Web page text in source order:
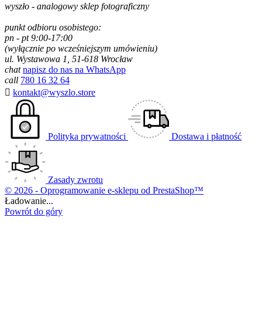
wyszło - analogowy sklep fotograficzny
punkt odbioru osobistego:
pn - pt 9:00-17:00
(wyłącznie po wcześniejszym umówieniu)
ul. Wystawowa 1, 51-618 Wrocław
chat napisz do nas na WhatsApp
call 780 16 32 64
 kontakt@wyszlo.store
Polityka prywatności Dostawa i płatność
Zasady zwrotu
© 2026 - Oprogramowanie e-sklepu od PrestaShop™
Ładowanie...
Powrót do góry